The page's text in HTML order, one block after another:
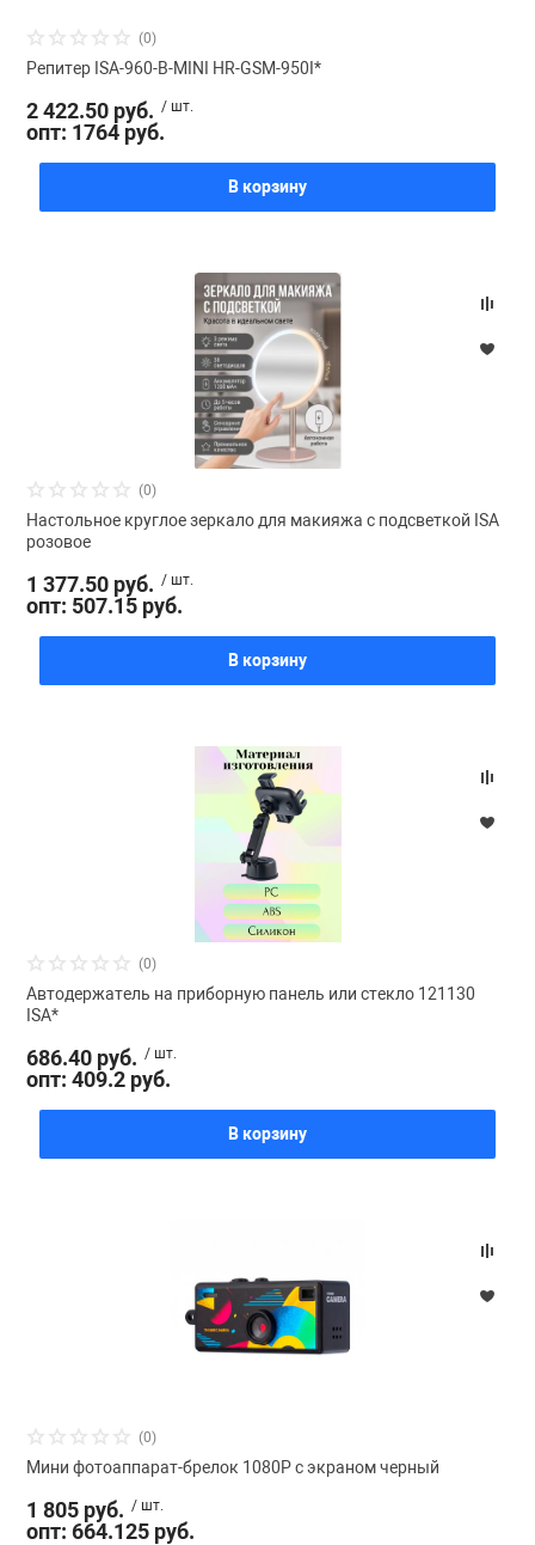
(0)
Репитер ISA-960-B-MINI HR-GSM-950I*
2 422.50 руб. / шт.
опт: 1764 руб.
В корзину
(0)
Настольное круглое зеркало для макияжа с подсветкой ISA
розовое
1 377.50 руб. / шт.
опт: 507.15 руб.
В корзину
(0)
Автодержатель на приборную панель или стекло 121130
ISA*
686.40 руб. / шт.
опт: 409.2 руб.
В корзину
(0)
Мини фотоаппарат-брелок 1080P с экраном черный
1 805 руб. / шт.
опт: 664.125 руб.